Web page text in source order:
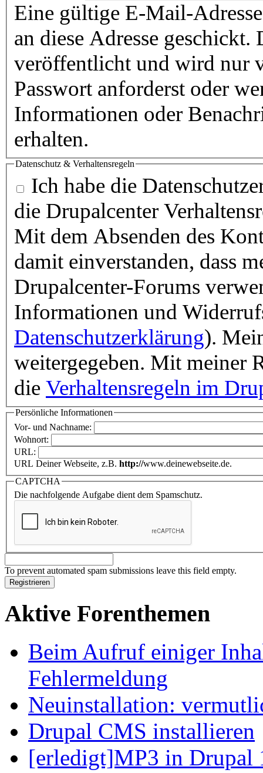
Eine gültige E-Mail-
an diese Adresse
veröffentlicht und wird nur
Passwort anforderst oder
Informationen oder
erhalten.
Datenschutz & Verhaltensregeln
Ich habe die
die Drupalcenter
Mit dem Absenden des
damit einverstanden, dass
Drupalcenter-Forums
Informationen und
Datenschutzerklärung).
weitergegeben. Mit meiner
die Verhaltensregeln im
Persönliche Informationen
Vor- und Nachname:
Wohnort:
URL:
URL Deiner Webseite, z.B. http://www.deinewebseite.de.
CAPTCHA
Die nachfolgende Aufgabe dient dem Spamschutz.
To prevent automated spam submissions leave this field empty.
Aktive Forenthemen
Beim Aufruf einiger
Fehlermeldung
Neuinstallation:
Drupal CMS installieren
[erledigt]MP3 in Drupal